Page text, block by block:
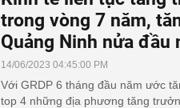
trong vòng 7 năm,
Quảng Ninh nửa đầu
14/06/2023 04:45:00 PM
Với GRDP 6 tháng đầu năm ước
top 4 những địa phương tăng